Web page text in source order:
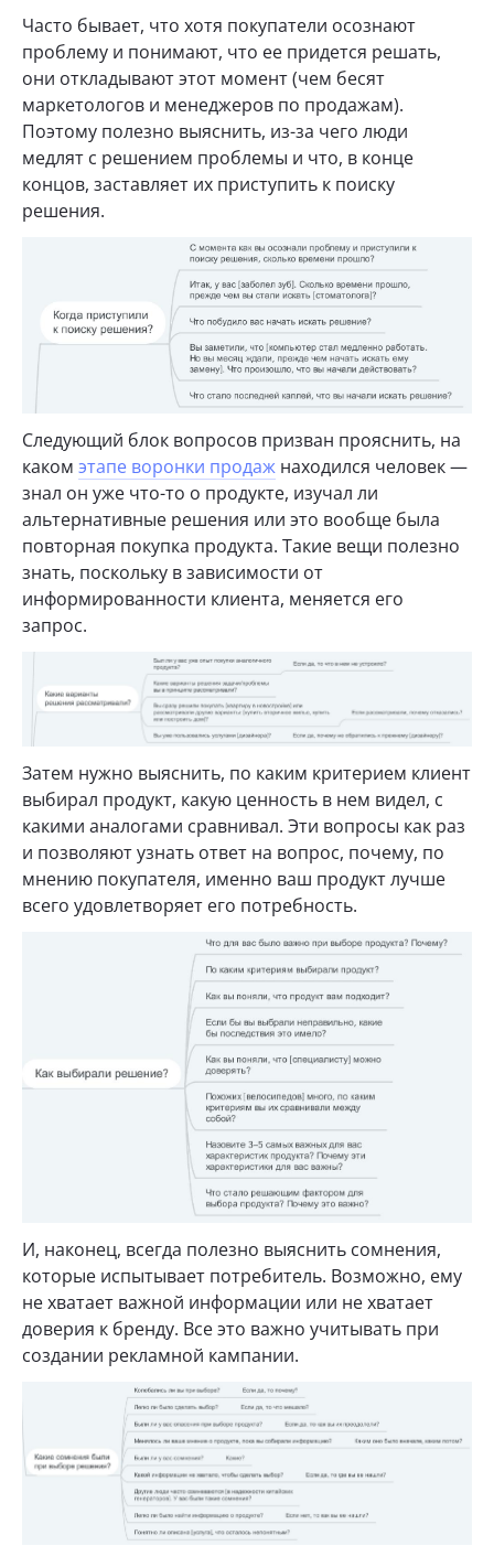
Часто бывает, что хотя покупатели осознают
проблему и понимают, что ее придется решать,
они откладывают этот момент (чем бесят
маркетологов и менеджеров по продажам).
Поэтому полезно выяснить, из-за чего люди
медлят с решением проблемы и что, в конце
концов, заставляет их приступить к поиску
решения.
Следующий блок вопросов призван прояснить, на
каком этапе воронки продаж находился человек —
знал он уже что-то о продукте, изучал ли
альтернативные решения или это вообще была
повторная покупка продукта. Такие вещи полезно
знать, поскольку в зависимости от
информированности клиента, меняется его
запрос.
Затем нужно выяснить, по каким критерием клиент
выбирал продукт, какую ценность в нем видел, с
какими аналогами сравнивал. Эти вопросы как раз
и позволяют узнать ответ на вопрос, почему, по
мнению покупателя, именно ваш продукт лучше
всего удовлетворяет его потребность.
И, наконец, всегда полезно выяснить сомнения,
которые испытывает потребитель. Возможно, ему
не хватает важной информации или не хватает
доверия к бренду. Все это важно учитывать при
создании рекламной кампании.